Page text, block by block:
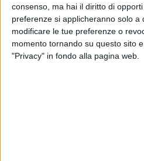
consenso, ma hai il diritto di
preferenze si applicheranno solo a
modificare le tue preferenze o
momento tornando su questo sito
"Privacy" in fondo alla pagina web.
penalizzazioni subite lo scorso
nessuno ha mai risposto, ma
società di Eccellenza e
potere tra le mani, è bene